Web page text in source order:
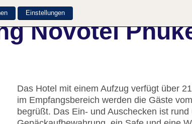
Novotel
Das Hotel mit einem Aufzug verfügt über
im Empfangsbereich werden die Gäste
begrüßt. Das Ein- und Auschecken ist
Einstellungen